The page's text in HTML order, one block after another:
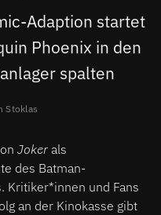
Adaption startet
Phoenix in den
spalten
Stoklas
Joker als
des Batman-
Kritiker*innen und Fans
an der Kinokasse gibt